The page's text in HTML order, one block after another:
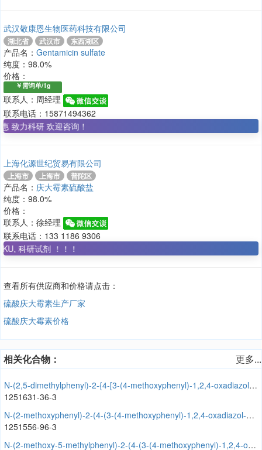
武汉敬康恩生物医药科技有限公司
湖北省 武汉市 东西湖区
产品名： Gentamicin sulfate
纯度：98.0%
价格：
￥需询单/1g
联系人：周经理
联系电话：15871494362
迎咨询！
上海化源世纪贸易有限公司
上海市 上海市 普陀区
产品名： 庆大霉素硫酸盐
纯度：98.0%
价格：
联系人：徐经理
联系电话：133 1186 9306
剂 ！！！
查看所有供应商和价格请点击：
硫酸庆大霉素生产厂家
硫酸庆大霉素价格
相关化合物： 更多...
N-(2,5-dimethylphenyl)-2-{4-[3-(4-methoxyphenyl)-1,2,4-oxadiazol-5-yl]piperidin-1-yl}acetamide
1251631-36-3
N-(2-methoxyphenyl)-2-(4-(3-(4-methoxyphenyl)-1,2,4-oxadiazol-5-yl)piperidin-1-yl)acetamide
1251556-96-3
N-(2-methoxy-5-methylphenyl)-2-(4-(3-(4-methoxyphenyl)-1,2,4-oxadiazol-5-yl)piperidin-1-yl)acetamide